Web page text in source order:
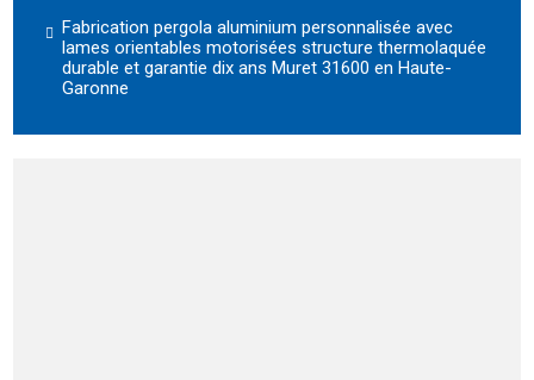
Fabrication pergola aluminium personnalisée avec
lames orientables motorisées structure thermolaquée
durable et garantie dix ans Muret 31600 en Haute-
Garonne